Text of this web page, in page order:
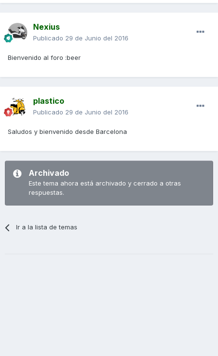
Nexius
Publicado 29 de Junio del 2016
Bienvenido al foro :beer
plastico
Publicado 29 de Junio del 2016
Saludos y bienvenido desde Barcelona
Archivado
Este tema ahora está archivado y cerrado a otras
respuestas.
Ir a la lista de temas